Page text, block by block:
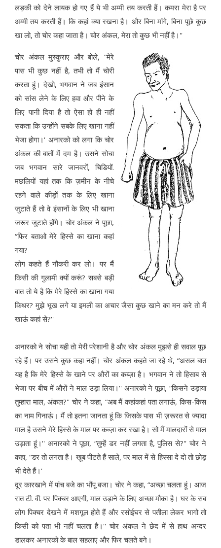
लड़की को देने लायक हो गए हैं ये भी अम्मी तय करती हैं। कमरा मेरा है पर
अम्मी तय करती हैं। कि कहां क्या रखना है। और बिना मांगे, बिना पूछे कुछ
खा लो, तो चोर कहा जाता है। चोर अंकल, मेरा तो कुछ भी नहीं है।''
चोर अंकल मुस्कुराए और बोले, “मेरे
पास भी कुछ नहीं है, तभी तो मैं चोरी
करता हूं। देखो, भगवान ने जब इंसान
को सांस लेने के लिए हवा और पीने के
लिए पानी दिया है तो ऐसा हो ही नहीं
सकता कि उन्होंने सबके लिए खाना नहीं
भेजा होगा।' अनारको को लगा कि चोर
अंकल की बातों में दम है। उसने सोचा
जब भगवान सारे जानवरों, चिडियों.
मछलियों यहां तक कि ज़मीन के नीचे
रहने वाले कीड़ों तक के लिए खाना
जुटाते हैं तो वे इंसानों के लिए भी खाना
जरूर जुटाते होंगे। चोर अंकल ने पूछा,
“फिर बताओ मेरे हिस्से का खाना कहां
गया?
लोग कहते हैं नौकरी कर लो। पर मैं
किसी की गुलामी क्यों करूं? सबसे बड़ी
बात तो ये है कि मेरे हिस्से का खाना गया
किधर? मुझे भूख लगे या इमली का अचार जैसा कुछ खाने का मन करे तो मैं
खाऊं कहां से?''
अनारको ने सोचा यही तो मेरी परेशानी है और चोर अंकल मुझसे ही सवाल पूछ
रहे हैं। पर उसने कुछ कहा नहीं। चोर अंकल कहते जा रहे थे, “असल बात
यह है कि मेरे हिस्से के खाने पर औरों का कब्ज़ा है। भगवान ने तो हिसाब से
भेजा पर बीच में औरों ने माल उड़ा लिया।'' अनारको ने पूछा, “किसने उड़ाया
तुम्हारा माल, अंकल?'' चोर ने कहा, “अब मैं कहांकहां पता लगाऊं, किस-किस
का नाम गिनाऊं। मैं तो इतना जानता हूं कि जिसके पास भी ज़रूरत से ज्यादा
माल है उसने मेरे हिस्से के माल पर कब्ज़ा कर रखा है। सो मैं मालदारों से माल
उड़ाता हूं।'' अनारको ने पूछा, “तुम्हें डर नहीं लगता है, पुलिस से?'' चोर ने
कहा, “डर तो लगता है। खूब पीटते हैं साले, पर माल में से हिस्सा दे दो तो छोड़
भी देते हैं।'
दूर कारखाने में पांच बजे का भौंपू बजा। चोर ने कहा, “अच्छा चलता हूं। आज
रात टी. वी. पर पिक्चर आएगी, माल उड़ाने के लिए अच्छा मौका है। घर के सब
लोग पिक्चर देखने में मशगूल होते हैं और रसोईघर से पतीला लेकर भागो तो
किसी को पता भी नहीं चलता है।'' चोर अंकल ने छेद में से हाथ अन्दर
डालकर अनारको के बाल सहलाए और फिर चलते बने।